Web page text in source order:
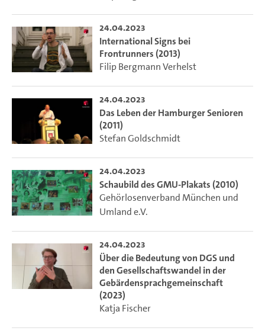
24.04.2023
International Signs bei
Frontrunners (2013)
Filip Bergmann Verhelst
24.04.2023
Das Leben der Hamburger Senioren
(2011)
Stefan Goldschmidt
24.04.2023
Schaubild des GMU-Plakats (2010)
Gehörlosenverband München und
Umland e.V.
24.04.2023
Über die Bedeutung von DGS und
den Gesellschaftswandel in der
Gebärdensprachgemeinschaft
(2023)
Katja Fischer